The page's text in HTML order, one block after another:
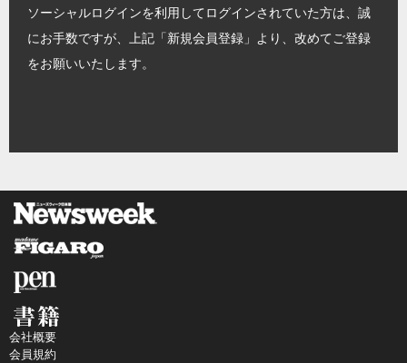
ソーシャルログインを利用してログインされていた方は、誠
にお手数ですが、上記「新規会員登録」より、改めてご登録
をお願いいたします。
会社概要
会員規約